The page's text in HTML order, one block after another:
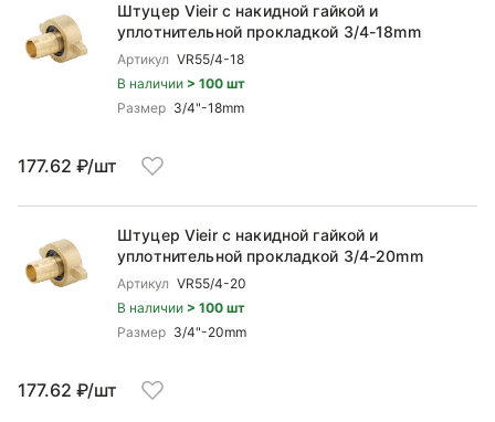
Штуцер Vieir с накидной гайкой и
уплотнительной прокладкой 3/4-18mm
Артикул VR55/4-18
В наличии > 100 шт
Размер 3/4"-18mm
177.62 ₽/шт
Штуцер Vieir с накидной гайкой и
уплотнительной прокладкой 3/4-20mm
Артикул VR55/4-20
В наличии > 100 шт
Размер 3/4"-20mm
177.62 ₽/шт